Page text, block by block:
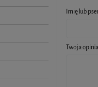
Imię lub
Twoja